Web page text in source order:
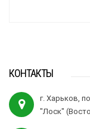
КОНТАКТЫ
г. Харьков,
"Лоск"